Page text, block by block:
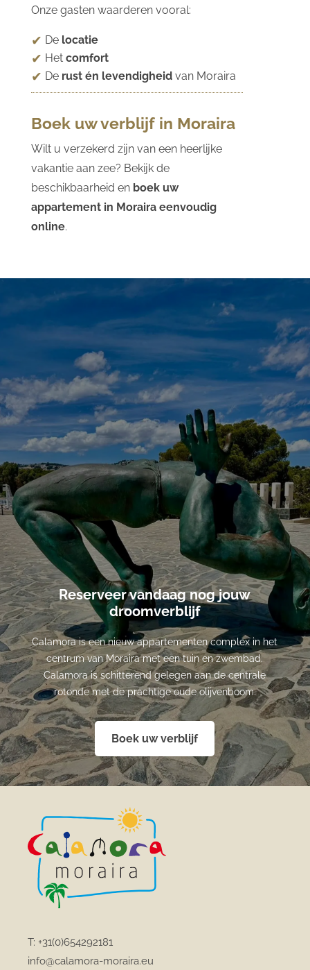
Onze gasten waarderen vooral:
De locatie
Het comfort
De rust én levendigheidvan Moraira
Boek uw verblijf in Moraira
Wilt u verzekerd zijn van een heerlijke
vakantie aan zee? Bekijk de
beschikbaarheid en boek uw
appartement in Moraira eenvoudig
online.
Reserveer vandaag nog jouw
droomverblijf
Calamora is een nieuw appartementen complex in het
centrum van Moraira met een tuin en zwembad.
Calamora is schitterend gelegen aan de centrale
rotonde met de prachtige oude olijvenboom.
Boek uw verblijf
T:+31(0)654292181
info@calamora-moraira.eu